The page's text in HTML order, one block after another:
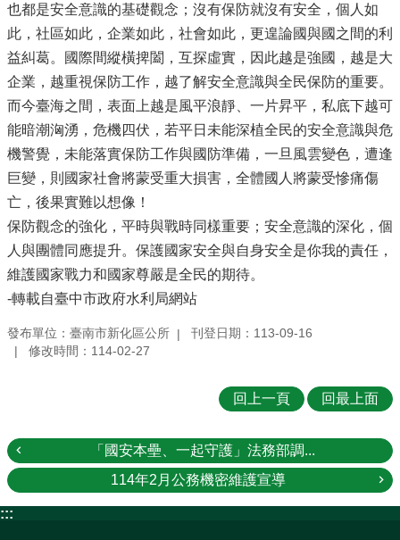
也都是安全意識的基礎觀念；沒有保防就沒有安全，個人如
此，社區如此，企業如此，社會如此，更遑論國與國之間的利
益糾葛。國際間縱橫捭闔，互探虛實，因此越是強國，越是大
企業，越重視保防工作，越了解安全意識與全民保防的重要。
而今臺海之間，表面上越是風平浪靜、一片昇平，私底下越可
能暗潮洶湧，危機四伏，若平日未能深植全民的安全意識與危
機警覺，未能落實保防工作與國防準備，一旦風雲變色，遭逢
巨變，則國家社會將蒙受重大損害，全體國人將蒙受慘痛傷
亡，後果實難以想像！
保防觀念的強化，平時與戰時同樣重要；安全意識的深化，個
人與團體同應提升。保護國家安全與自身安全是你我的責任，
維護國家戰力和國家尊嚴是全民的期待。
-轉載自臺中市政府水利局網站
發布單位：臺南市新化區公所
刊登日期：113-09-16
修改時間：114-02-27
回上一頁 回最上面
「國安本壘、一起守護」法務部調...
114年2月公務機密維護宣導
:::